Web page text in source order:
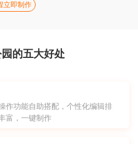
立即制作
的五大好处
作功能自助搭配，个性化编辑排
富，一键制作